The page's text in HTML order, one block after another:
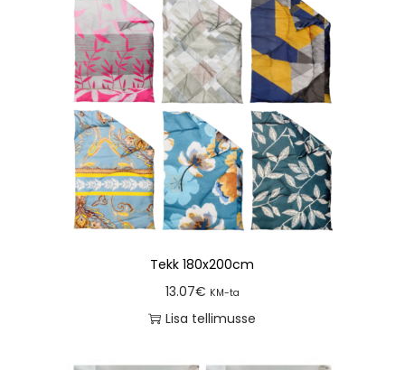
Tekk 180x200cm
13.07€ KM-ta
Lisa tellimusse